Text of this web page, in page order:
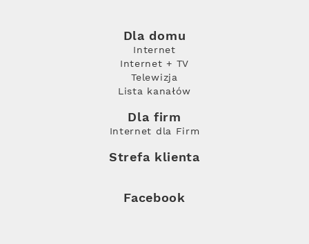
Dla domu
Internet
Internet + TV
Telewizja
Lista kanałów
Dla firm
Internet dla Firm
Strefa klienta
Facebook